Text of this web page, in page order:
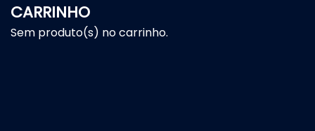
CARRINHO
Sem produto(s) no carrinho.